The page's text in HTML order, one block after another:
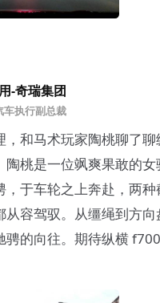
-奇瑞集团
车执行副总裁
，和马术玩家陶桃聊了
陶桃是一位飒爽果敢的
，于车轮之上奔赴，两种
从容驾驭。从缰绳到方
骋的向往。期待纵横